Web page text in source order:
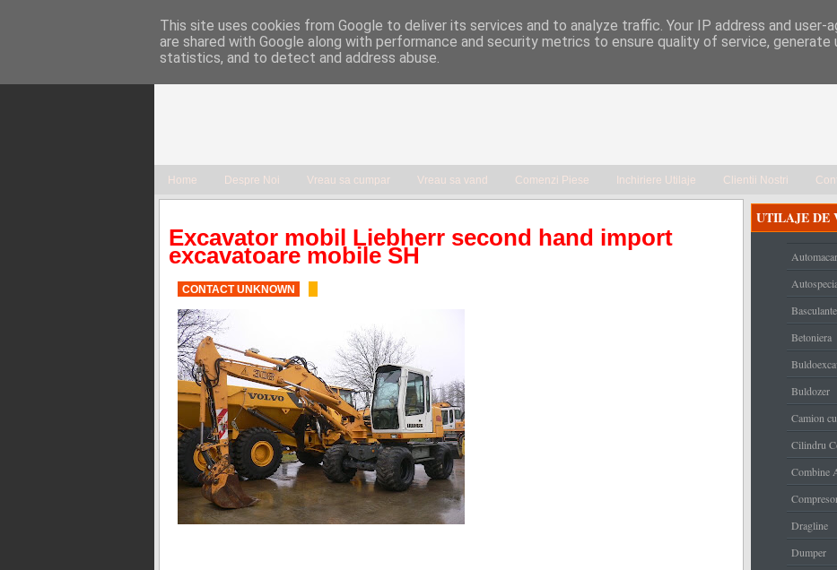
Home Despre Noi Vreau sa cumpar Vreau sa vand Comenzi Piese Inchiriere Utilaje Clientii Nostri
Excavator mobil Liebherr second hand import
excavatoare mobile SH
CONTACT UNKNOWN
UTILAJE DE
Basculante
Betoniera
Buldozer
Camion
Cilindru
Combine
Dragline
Dumper
This site uses cookies from Google to deliver its services and to analyze traffic. Your IP address and user-
are shared with Google along with performance and security metrics to ensure quality of service, generate
statistics, and to detect and address abuse.